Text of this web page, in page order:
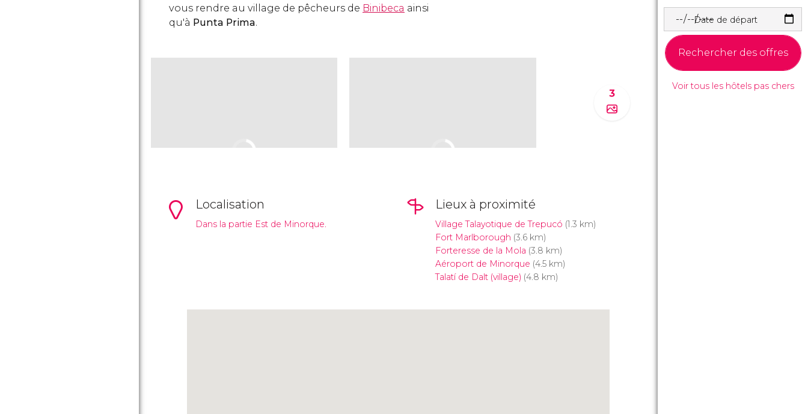
vous rendre au village de pêcheurs de Binibeca ainsi
qu'à Punta Prima.
3
Localisation
Dans la partie Est de Minorque.
Lieux à proximité
Village Talayotique de Trepucó (1.3 km)
Fort Marlborough (3.6 km)
Forteresse de la Mola (3.8 km)
Aéroport de Minorque (4.5 km)
Talatí de Dalt (village) (4.8 km)
Date de départ
Rechercher des offres
Voir tous les hôtels pas chers